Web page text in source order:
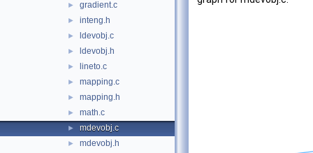
► gradient.c
► inteng.h
► ldevobj.c
► ldevobj.h
► lineto.c
► mapping.c
► mapping.h
► math.c
► mdevobj.c
► mdevobj.h